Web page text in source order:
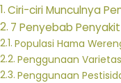
Ciri-ciri Munculnya
7 Penyebab
Populasi Hama
Penggunaan
Penggunaan